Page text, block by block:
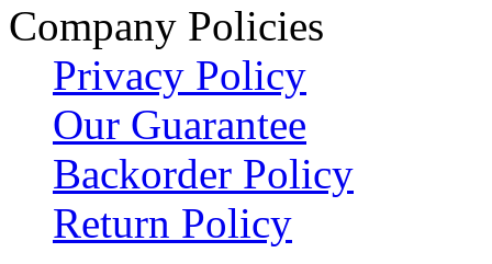
Company Policies
Privacy Policy
Our Guarantee
Backorder Policy
Return Policy